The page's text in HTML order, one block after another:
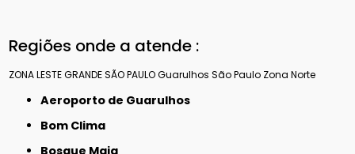
Regiões onde a atende :
ZONA LESTEGRANDE SÃO PAULOGuarulhos São Paulo Zona Norte
Aeroporto de Guarulhos
Bom Clima
Bosque Maia